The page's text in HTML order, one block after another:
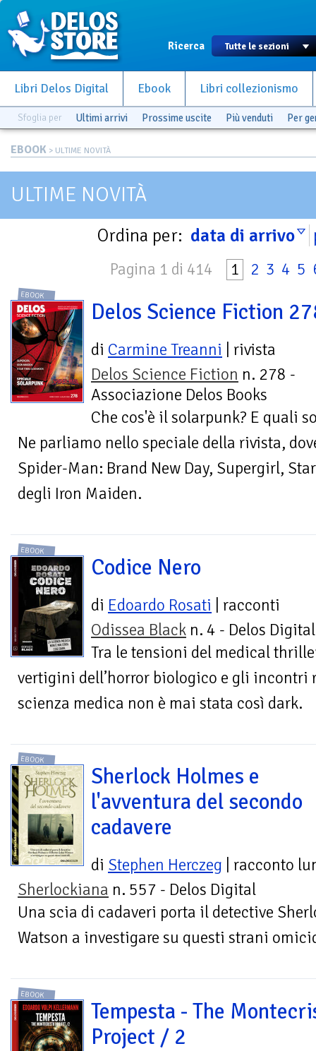
Ricerca
Libri Delos Digital Ebook Libri collezionismo
Sfoglia per Ultimi arrivi Prossime uscite Più venduti Per
EBOOK > ULTIME NOVITÀ
ULTIME NOVITÀ
Ordina per: data di arrivo
Pagina 1 di 414 1 2 3 4 5
EBOOK
Delos Science Fiction
di Carmine Treanni | rivista
Delos Science Fiction n. 278 -
Associazione Delos Books
Che cos'è il solarpunk? E quali
Ne parliamo nello speciale della rivista,
Spider-Man: Brand New Day, Supergirl,
degli Iron Maiden.
EBOOK
Codice Nero
di Edoardo Rosati | racconti
Odissea Black n. 4 - Delos Digital
Tra le tensioni del medical
vertigini dell’horror biologico e gli incontri
scienza medica non è mai stata così dark.
EBOOK
Sherlock Holmes e
l'avventura del secondo
cadavere
di Stephen Herczeg | racconto
Sherlockiana n. 557 - Delos Digital
Una scia di cadaveri porta il detective
Watson a investigare su questi strani
EBOOK
Tempesta - The
Project / 2